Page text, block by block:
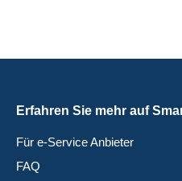
Erfahren Sie mehr auf
Für e-Service Anbieter
FAQ